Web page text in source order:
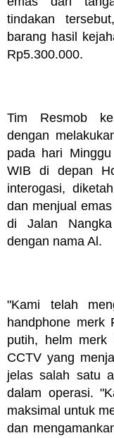
tindakan
barang hasil
Rp5.300.000.
Tim Resmob
dengan
pada hari
WIB di depan
interogasi,
dan menjual
di Jalan
dengan nama Al.
"Kami telah
handphone merk
putih, helm merk
CCTV yang
jelas salah satu
dalam operasi.
maksimal untuk
dan